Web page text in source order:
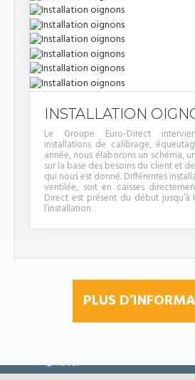
INSTALLATION
Le Groupe Euro-Direct
installations de calibrage,
année, nous élaborons un schéma,
sur la base des besoins du client et
qui nous est donné. Différentes
ventilée, soit en caisses
Direct est présent du début
l’installation.
PLUS